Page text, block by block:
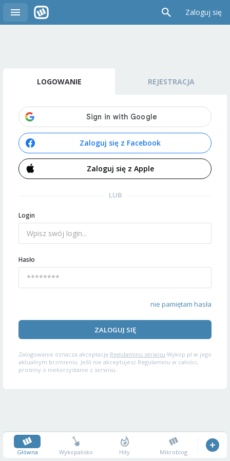
Zaloguj się
LOGOWANIE REJESTRACJA
Zaloguj się z Facebook
Zaloguj się z Apple
LUB
Login
Hasło
nie pamiętam hasła
ZALOGUJ SIĘ
Zalogowanie oznacza akceptację Regulaminu serwisu Wykop.pl w jego
aktualnym brzmieniu. Jeśli nie akceptujesz Regulaminu w całości,
prosimy o niekorzystanie z serwisu.
Główna Wykopalisko Hity Mikroblog